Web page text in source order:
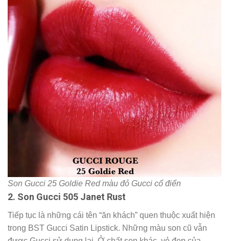
Bảng son Gucci Rouge à Lèvres Satin Lipstick màu nào
đẹp nhất
1. Son Gucci 25 Goldie Red
Lại tiếp tục là cái tên son Gucci 25 Goldie Red
thuộc. Màu son được Gucci ưu ái đặt trong mọi bộ sưu tập.
Và là cái tên không thể thiếu trongbảng màu son Gucci
đẹp nhất, những thỏi son Gucci nào màu đẹp nhất